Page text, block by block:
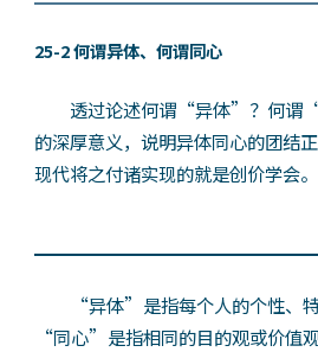
25-2 何谓异体、何谓同心
透过论述何谓“异体”？何谓“
的深厚意义，说明异体同心的团结
现代将之付诸实现的就是创价学会。
“异体”是指每个人的个性、特
“同心”是指相同的目的观或价值